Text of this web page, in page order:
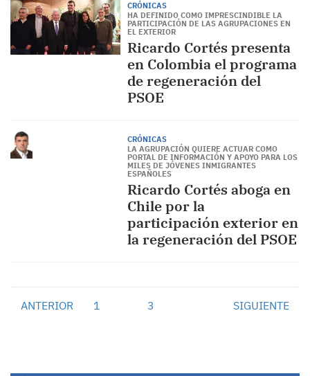
CRÓNICAS
HA DEFINIDO COMO IMPRESCINDIBLE LA
PARTICIPACIÓN DE LAS AGRUPACIONES EN
EL EXTERIOR
Ricardo Cortés presenta
en Colombia el programa
de regeneración del
PSOE
CRÓNICAS
LA AGRUPACIÓN QUIERE ACTUAR COMO
PORTAL DE INFORMACIÓN Y APOYO PARA LOS
MILES DE JÓVENES INMIGRANTES
ESPAÑOLES
Ricardo Cortés aboga en
Chile por la
participación exterior en
la regeneración del PSOE
ANTERIOR 1 3 SIGUIENTE